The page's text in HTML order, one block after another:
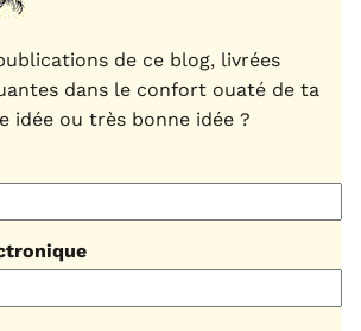
de ce blog, livrées
dans le confort ouaté de ta
idée ou très bonne idée ?